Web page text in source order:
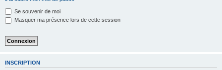
Se souvenir de moi
Masquer ma présence lors de cette session
INSCRIPTION